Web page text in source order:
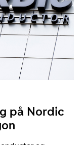
på Nordic